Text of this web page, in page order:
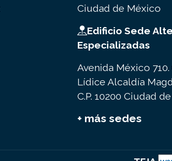
Ciudad de México
Edificio Sede
Especializadas
Avenida México
Lídice Alcaldía
C.P. 10200 Ciudad
+ más sedes